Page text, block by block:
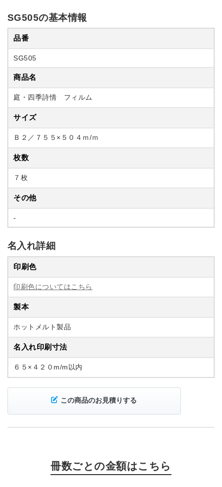
SG505の基本情報
品番
SG505
商品名
庭・四季詩情 フィルム
サイズ
Ｂ２／７５５×５０４ｍ/ｍ
枚数
７枚
その他
-
名入れ詳細
印刷色
印刷色についてはこちら
製本
ホットメルト製品
名入れ印刷寸法
６５×４２０m/m以内
この商品のお見積りする
冊数ごとの金額はこちら